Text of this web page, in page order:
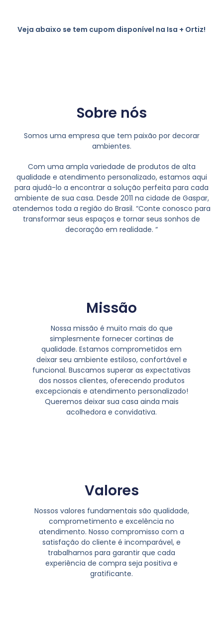
Veja abaixo se tem cupom disponível na Isa + Ortiz!
Sobre nós
Somos uma empresa que tem paixão por decorar
ambientes.
Com uma ampla variedade de produtos de alta
qualidade e atendimento personalizado, estamos aqui
para ajudá-lo a encontrar a solução perfeita para cada
ambiente de sua casa. Desde 2011 na cidade de Gaspar,
atendemos toda a região do Brasil. “Conte conosco para
transformar seus espaços e tornar seus sonhos de
decoração em realidade. “
Missão
Nossa missão é muito mais do que
simplesmente fornecer cortinas de
qualidade. Estamos comprometidos em
deixar seu ambiente estiloso, confortável e
funcional. Buscamos superar as expectativas
dos nossos clientes, oferecendo produtos
excepcionais e atendimento personalizado!
Queremos deixar sua casa ainda mais
acolhedora e convidativa.
Valores
Nossos valores fundamentais são qualidade,
comprometimento e excelência no
atendimento. Nosso compromisso com a
satisfação do cliente é incomparável, e
trabalhamos para garantir que cada
experiência de compra seja positiva e
gratificante.